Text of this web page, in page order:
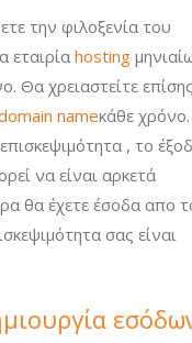
την φιλοξενία του
εταιρία hosting
Θα χρειαστείτε
nameκάθε χρόνο.
, το
να είναι αρκετά
θα έχετε έσοδα απο
σας είναι